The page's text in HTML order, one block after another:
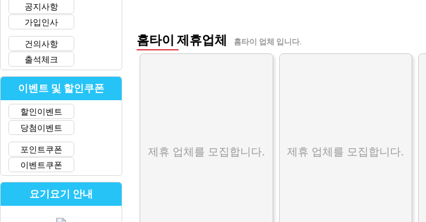
홈타이 제휴업체 홈타이 업체 입니다.
제휴 업체를 모집합니다. 제휴 업체를 모집합니다.
공지사항
가입인사
건의사항
출석체크
이벤트 및 할인쿠폰
할인이벤트
당첨이벤트
포인트쿠폰
이벤트쿠폰
요기요기 안내